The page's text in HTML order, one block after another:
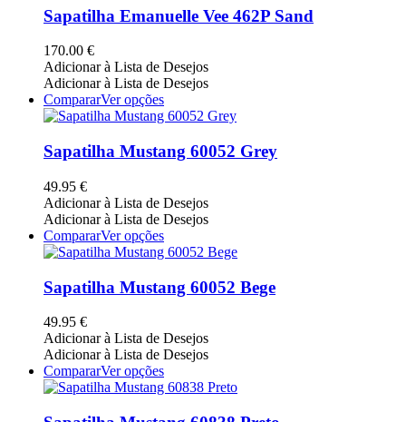
product
multiple
variants.
options
may
be
chosen
on
product
Sapatilha Emanuelle Vee 462P Sand
170.00 €
Adicionar à Lista de Desejos
Adicionar à Lista de Desejos
CompararVer opçõesThis
product
multiple
variants.
options
may
be
chosen
on
product
Sapatilha Mustang 60052 Grey
49.95 €
Adicionar à Lista de Desejos
Adicionar à Lista de Desejos
CompararVer opçõesThis
product
multiple
variants.
options
may
be
chosen
on
Sapatilha Mustang 60052 Bege
49.95 €
Adicionar à Lista de Desejos
Adicionar à Lista de Desejos
CompararVer opçõesThis
product